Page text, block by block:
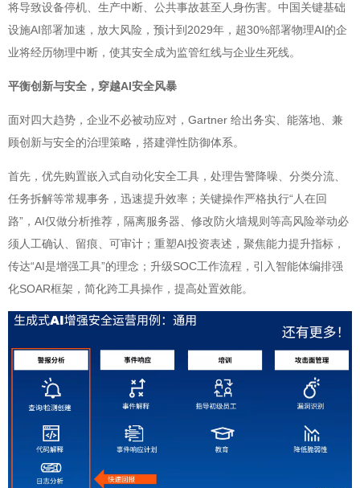
将导致设备停机、生产中断、公共事故甚至人身伤害。中国关键基础
设施AI部署加速，放大风险，预计到2029年，超30%部署物理AI的企
业将经历物理中断，使其安全成为监管红线与企业生死线。
平衡创新与安全，穿越AI安全风暴
面对四大趋势，企业不必被动应对，Gartner 给出务实、能落地、兼
顾创新与安全的治理策略，搭建弹性防御体系。
首先，优先购置嵌入式自动化安全工具，处理告警降噪、分类分流、
任务拆解等常规事务，迅速提升效率；关键操作严格执行“人在回
路”，AI仅做分析推荐，隔离服务器、修改防火墙规则等高风险举动必
须人工确认、留痕、可审计；重塑AI投资表述，聚焦能力提升指标，
传达“AI是增强工具”的理念；升级SOC工作流程，引入智能体编排强
化SOAR框架，简化跨工具操作，提高处置效能。